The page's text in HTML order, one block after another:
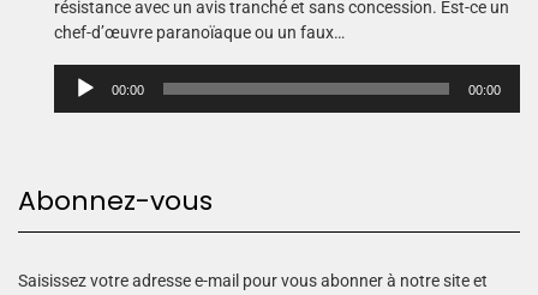
résistance avec un avis tranché et sans concession. Est-ce un
chef-d’œuvre paranoïaque ou un faux…
u
u
00:00 00:00
Abonnez-vous
Saisissez votre adresse e-mail pour vous abonner à notre site et